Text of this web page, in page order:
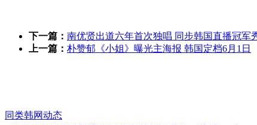
下一篇： 南优贤出道六年首次独唱 同步韩国直播冠军
上一篇： 朴赞郁《小姐》曝光主海报 韩国定档6月1日
同类韩网动态